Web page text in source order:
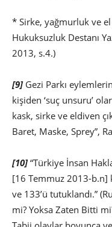
* Sirke, yağmurluk ve
Hukuksuzluk Destanı
2013, s.4.)
[9]Gezi Parkı
kişiden ‘suç unsuru’
kask, sirke ve eldiven
Baret, Maske, Sprey”,
[10]“Türkiye İnsan
[16 Temmuz 2013-b.n]
ve 133’ü tutuklandı.”
mi? Yoksa Zaten Bitti